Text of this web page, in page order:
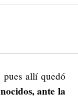
allí quedó
ante la